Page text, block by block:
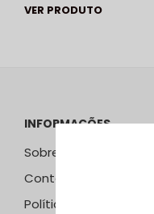
VER PRODUTO
INFORMAÇÕES
Sobre Nós
Contactos
Política de Privacidade